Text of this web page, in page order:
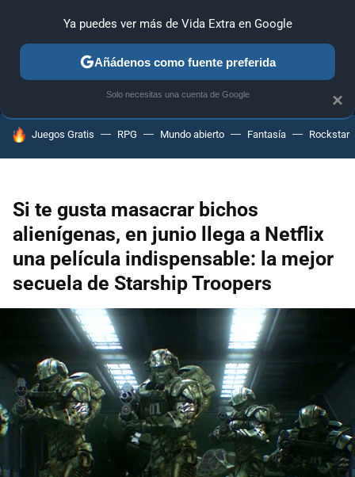
MENÚ NUEVO
GUÍAS Y TRUCOS PC SONY
HOY SE HABLA DE
Juegos Gratis RPG Mundo abierto Fantasía Rockstar
Si te gusta masacrar bichos
alienígenas, en junio llega a Netflix
una película indispensable: la mejor
secuela de Starship Troopers
×
Ya puedes ver más de Vida Extra en Google
Añádenos como fuente preferida
Solo necesitas una cuenta de Google